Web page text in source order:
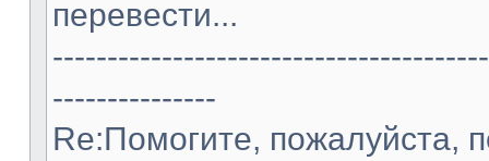
перевести...
---------------
Re:Помогите, пожалуйста,